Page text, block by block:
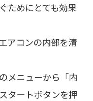
ためにとても効果
アコンの内部を清
メニューから「内
タートボタンを押